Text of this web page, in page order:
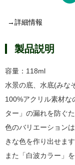
→詳細情報
製品説明
容量：118ml
水景の底、水底(みな
100%アクリル素材な
ター」の漏れを防ぐ
色のバリエーション
きな色を作り出せます
また「白波​カラー」